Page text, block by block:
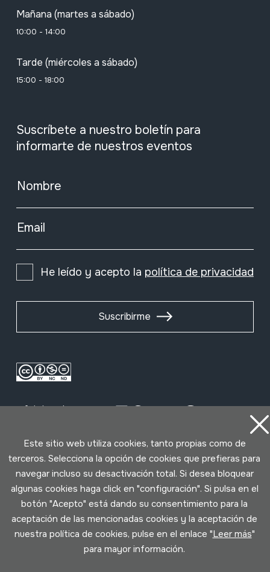
Mañana (martes a sábado)
10:00 - 14:00
Tarde (miércoles a sábado)
15:00 - 18:00
Suscríbete a nuestro boletín para
informarte de nuestros eventos
Nombre
Email
He leído y acepto la política de privacidad
Suscribirme
Condiciones de uso
Política de privacidad
Política de cookies
Desarrollado por Lotura
Este sitio web utiliza cookies, tanto propias como de
terceros. Selecciona la opción de cookies que prefieras para
navegar incluso su desactivación total. Si desea bloquear
algunas cookies haga click en "configuración". Si pulsa en el
botón "Acepto" está dando su consentimiento para la
aceptación de las mencionadas cookies y la aceptación de
nuestra política de cookies, pulse en el enlace "Leer más"
para mayor información.